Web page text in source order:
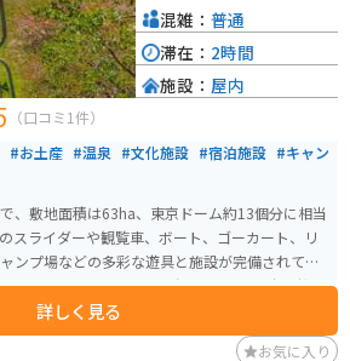
（口コミ1件）
#お土産 #温泉 #文化施設 #宿泊施設 #キャン
、敷地面積は63ha、東京ドーム約13個分に相当
スライダーや観覧車、ボート、ゴーカート、リ
ンプ場などの多彩な遊具と施設が完備されてお
できます。 春には約5,000本の桜が
知られ、多くの花見客で賑わいます。公園内に
」もあり、温泉やプールを楽しむことができま
詳しく見る
混雑： 普通
滞在： 2時間
施設： 屋内
お気に入り